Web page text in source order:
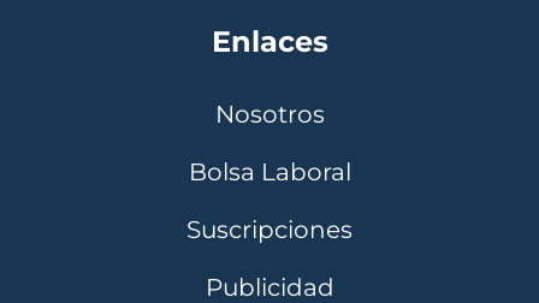
Enlaces
Nosotros
Bolsa Laboral
Suscripciones
Publicidad